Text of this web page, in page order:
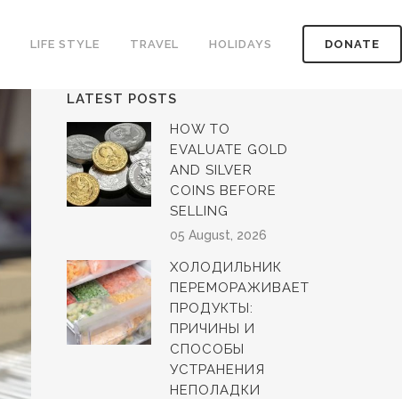
DONATE
LIFE STYLE TRAVEL HOLIDAYS
LATEST POSTS
HOW TO
EVALUATE GOLD
AND SILVER
COINS BEFORE
SELLING
05 August, 2026
ХОЛОДИЛЬНИК
ПЕРЕМОРАЖИВАЕТ
ПРОДУКТЫ:
ПРИЧИНЫ И
СПОСОБЫ
УСТРАНЕНИЯ
НЕПОЛАДКИ